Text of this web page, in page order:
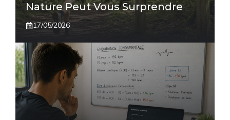
Nature Peut Vous Surprendre
17/05/2026